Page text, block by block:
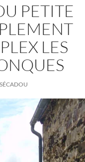
PETITE
LES